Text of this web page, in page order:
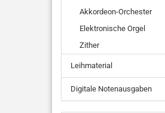
Akkordeon-Orchester
Elektronische Orgel
Zither
Leihmaterial
Digitale Notenausgaben